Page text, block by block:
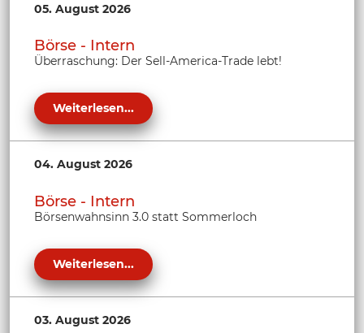
05. August 2026
Börse - Intern
Überraschung: Der Sell-America-Trade lebt!
Weiterlesen...
04. August 2026
Börse - Intern
Börsenwahnsinn 3.0 statt Sommerloch
Weiterlesen...
03. August 2026